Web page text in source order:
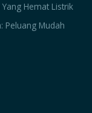
Hemat Listrik
Peluang Mudah